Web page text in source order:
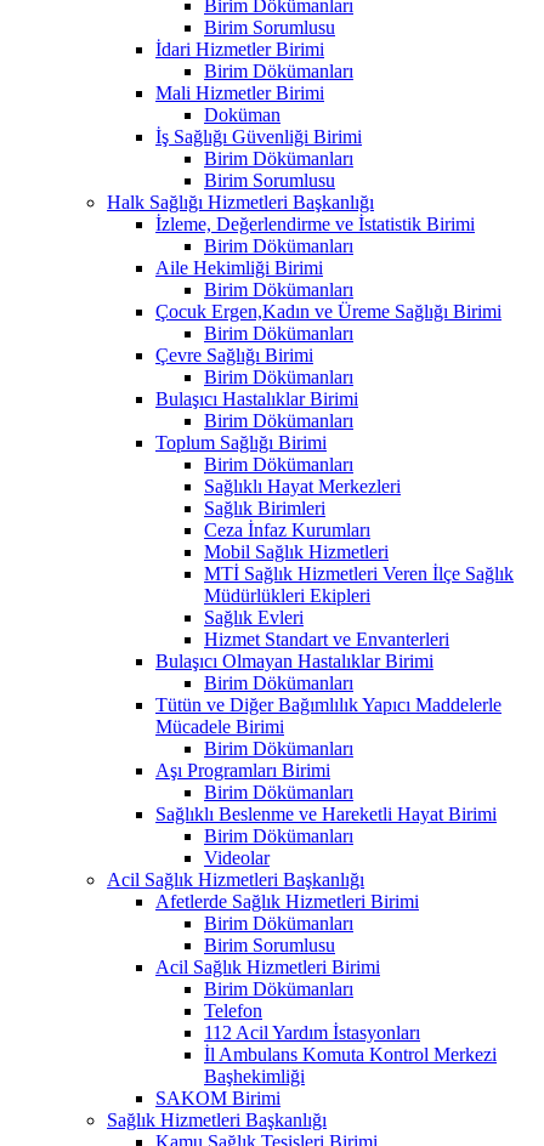
Birim Dökümanları
Birim Sorumlusu
İdari Hizmetler Birimi
Birim Dökümanları
Mali Hizmetler Birimi
Doküman
İş Sağlığı Güvenliği Birimi
Birim Dökümanları
Birim Sorumlusu
Halk Sağlığı Hizmetleri Başkanlığı
İzleme, Değerlendirme ve İstatistik Birimi
Birim Dökümanları
Aile Hekimliği Birimi
Birim Dökümanları
Çocuk Ergen,Kadın ve Üreme Sağlığı Birimi
Birim Dökümanları
Çevre Sağlığı Birimi
Birim Dökümanları
Bulaşıcı Hastalıklar Birimi
Birim Dökümanları
Toplum Sağlığı Birimi
Birim Dökümanları
Sağlıklı Hayat Merkezleri
Sağlık Birimleri
Ceza İnfaz Kurumları
Mobil Sağlık Hizmetleri
MTİ Sağlık Hizmetleri Veren İlçe Sağlık
Müdürlükleri Ekipleri
Sağlık Evleri
Hizmet Standart ve Envanterleri
Bulaşıcı Olmayan Hastalıklar Birimi
Birim Dökümanları
Tütün ve Diğer Bağımlılık Yapıcı Maddelerle
Mücadele Birimi
Birim Dökümanları
Aşı Programları Birimi
Birim Dökümanları
Sağlıklı Beslenme ve Hareketli Hayat Birimi
Birim Dökümanları
Videolar
Acil Sağlık Hizmetleri Başkanlığı
Afetlerde Sağlık Hizmetleri Birimi
Birim Dökümanları
Birim Sorumlusu
Acil Sağlık Hizmetleri Birimi
Birim Dökümanları
Telefon
112 Acil Yardım İstasyonları
İl Ambulans Komuta Kontrol Merkezi
Başhekimliği
SAKOM Birimi
Sağlık Hizmetleri Başkanlığı
Kamu Sağlık Tesisleri Birimi